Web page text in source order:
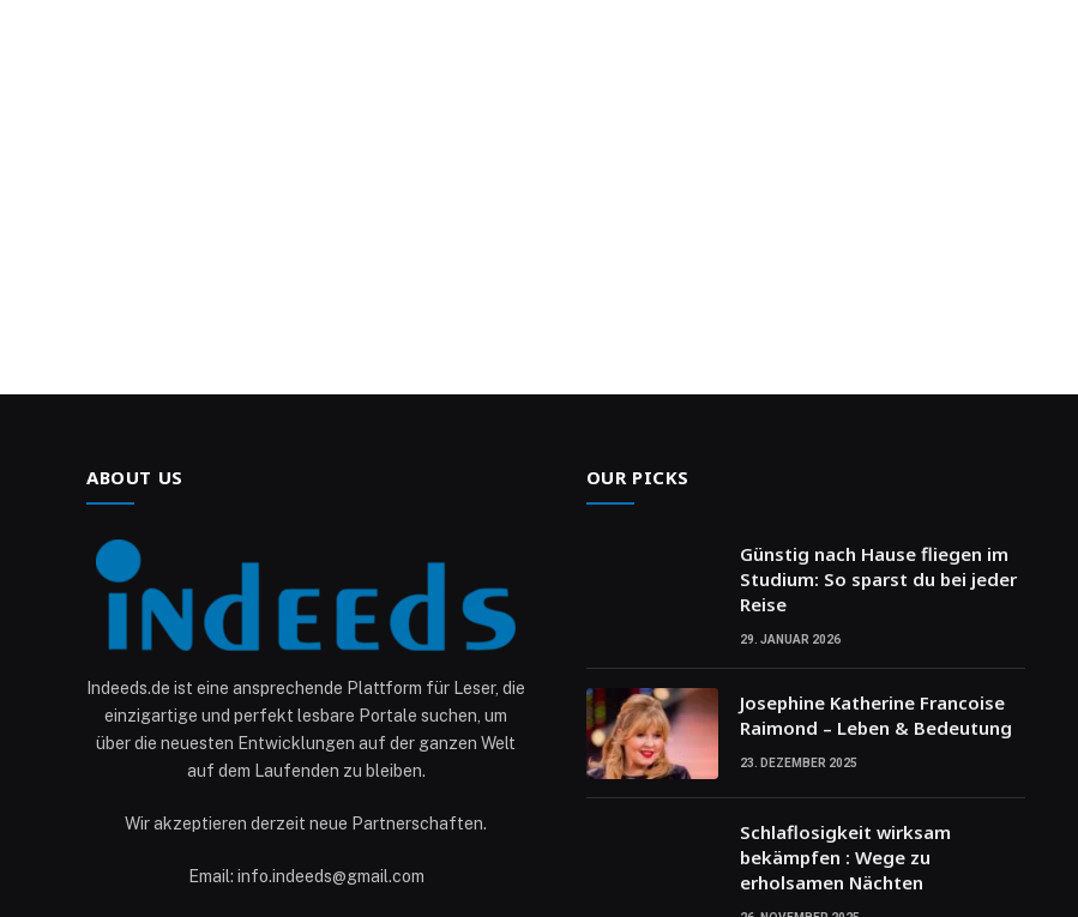
ABOUT US
Indeeds.de ist eine ansprechende Plattform für Leser, die
einzigartige und perfekt lesbare Portale suchen, um
über die neuesten Entwicklungen auf der ganzen Welt
auf dem Laufenden zu bleiben.
Wir akzeptieren derzeit neue Partnerschaften.
Email: info.indeeds@gmail.com
OUR PICKS
Günstig nach Hause fliegen im
Studium: So sparst du bei jeder
Reise
29. JANUAR 2026
Josephine Katherine Francoise
Raimond – Leben & Bedeutung
23. DEZEMBER 2025
Schlaflosigkeit wirksam
bekämpfen : Wege zu
erholsamen Nächten